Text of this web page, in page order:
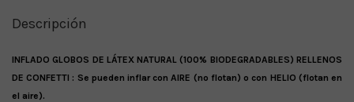
Descripción
INFLADO GLOBOS DE LÁTEX NATURAL (100% BIODEGRADABLES) RELLENOS
DE CONFETTI : Se pueden inflar con AIRE (no flotan) o con HELIO (flotan en
el aire).